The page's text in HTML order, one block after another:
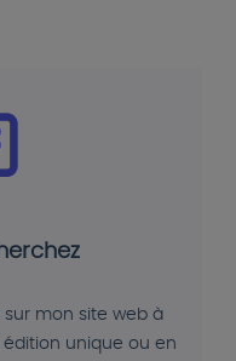
mon site web à
unique ou en